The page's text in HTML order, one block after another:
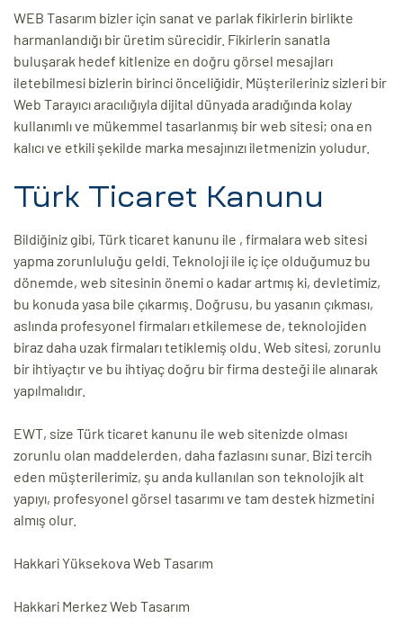
WEB Tasarım bizler için sanat ve parlak fikirlerin birlikte
harmanlandığı bir üretim sürecidir. Fikirlerin sanatla
buluşarak hedef kitlenize en doğru görsel mesajları
iletebilmesi bizlerin birinci önceliğidir. Müşterileriniz sizleri bir
Web Tarayıcı aracılığıyla dijital dünyada aradığında kolay
kullanımlı ve mükemmel tasarlanmış bir web sitesi; ona en
kalıcı ve etkili şekilde marka mesajınızı iletmenizin yoludur.
Türk Ticaret Kanunu
Bildiğiniz gibi, Türk ticaret kanunu ile , firmalara web sitesi
yapma zorunluluğu geldi. Teknoloji ile iç içe olduğumuz bu
dönemde, web sitesinin önemi o kadar artmış ki, devletimiz,
bu konuda yasa bile çıkarmış. Doğrusu, bu yasanın çıkması,
aslında profesyonel firmaları etkilemese de, teknolojiden
biraz daha uzak firmaları tetiklemiş oldu. Web sitesi, zorunlu
bir ihtiyaçtır ve bu ihtiyaç doğru bir firma desteği ile alınarak
yapılmalıdır.
EWT, size Türk ticaret kanunu ile web sitenizde olması
zorunlu olan maddelerden, daha fazlasını sunar. Bizi tercih
eden müşterilerimiz, şu anda kullanılan son teknolojik alt
yapıyı, profesyonel görsel tasarımı ve tam destek hizmetini
almış olur.
Hakkari Yüksekova Web Tasarım
Hakkari Merkez Web Tasarım